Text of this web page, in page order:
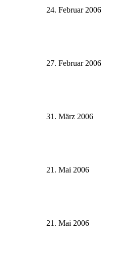
24. Februar 2006
27. Februar 2006
31. März 2006
21. Mai 2006
21. Mai 2006